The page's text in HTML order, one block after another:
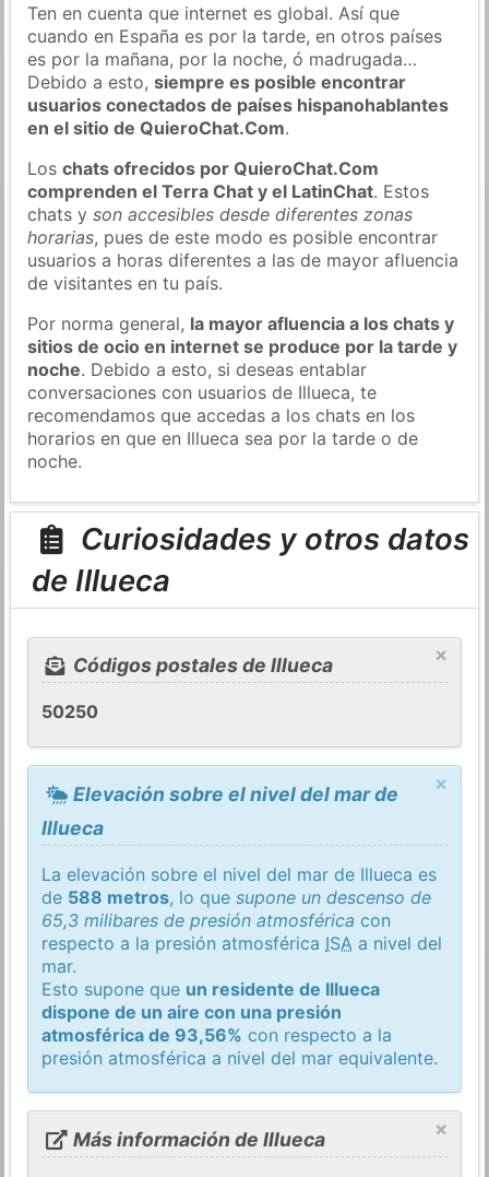
Ten en cuenta que internet es global. Así que
cuando en España es por la tarde, en otros países
es por la mañana, por la noche, ó madrugada…
Debido a esto,siempre es posible encontrar
usuarios conectados de países hispanohablantes
en el sitio de QuieroChat.Com.
Loschats ofrecidos por QuieroChat.Com
comprenden el Terra Chat y el LatinChat. Estos
chats yson accesibles desde diferentes zonas
horarias, pues de este modo es posible encontrar
usuarios a horas diferentes a las de mayor afluencia
de visitantes en tu país.
Por norma general, la mayor afluencia a los chats y
sitios de ocio en internet se produce por la tarde y
noche. Debido a esto, si deseas entablar
conversaciones con usuarios de Illueca, te
recomendamos que accedas a los chats en los
horarios en que en Illueca sea por la tarde o de
noche.
Curiosidades y otros datos
de Illueca
×
Códigos postales de Illueca
50250
×
Elevación sobre el nivel del mar de
Illueca
La elevación sobre el nivel del mar de Illueca es
de 588 metros, lo quesupone un descenso de
65,3 milibares de presión atmosférica con
respecto a la presión atmosférica ISA a nivel del
mar.
Esto supone que un residente de Illueca
dispone de un aire con una presión
atmosférica de 93,56% con respecto a la
presión atmosférica a nivel del mar equivalente.
×
Más información de Illueca